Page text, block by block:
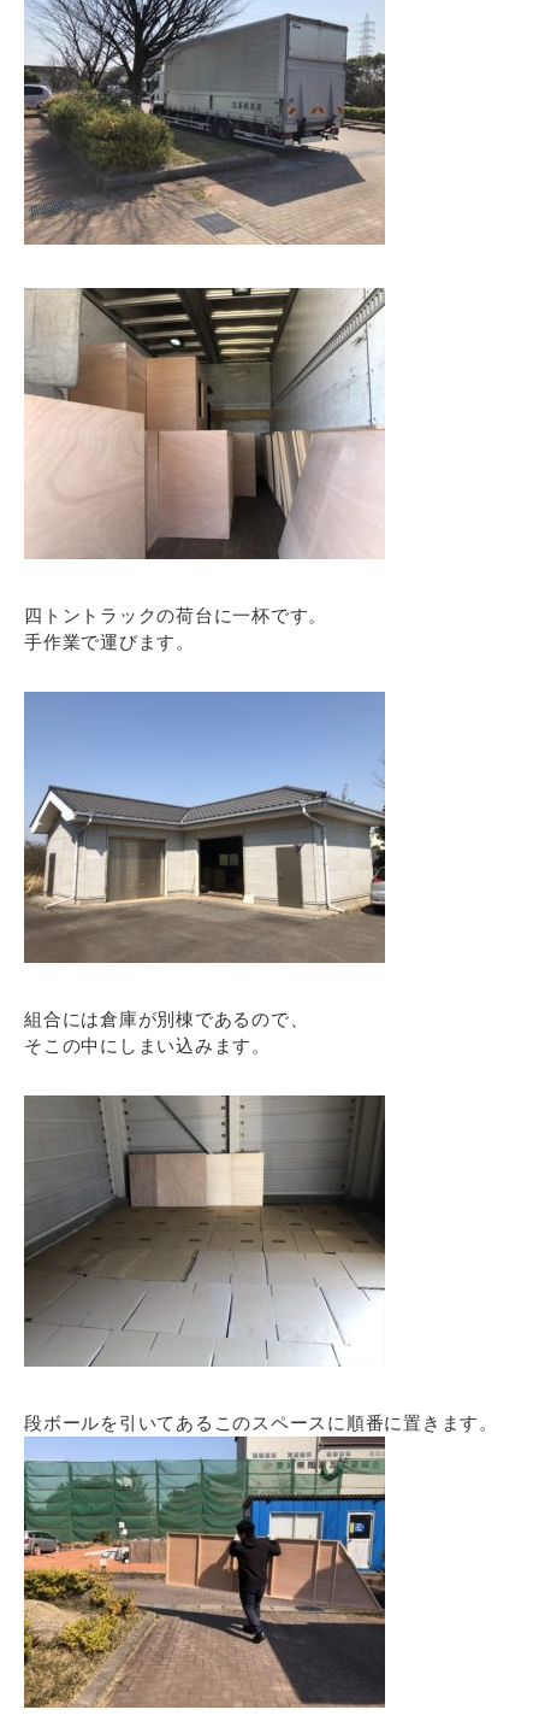
四トントラックの荷台に一杯です。
手作業で運びます。
組合には倉庫が別棟であるので、
そこの中にしまい込みます。
段ボールを引いてあるこのスペースに順番に置きます。